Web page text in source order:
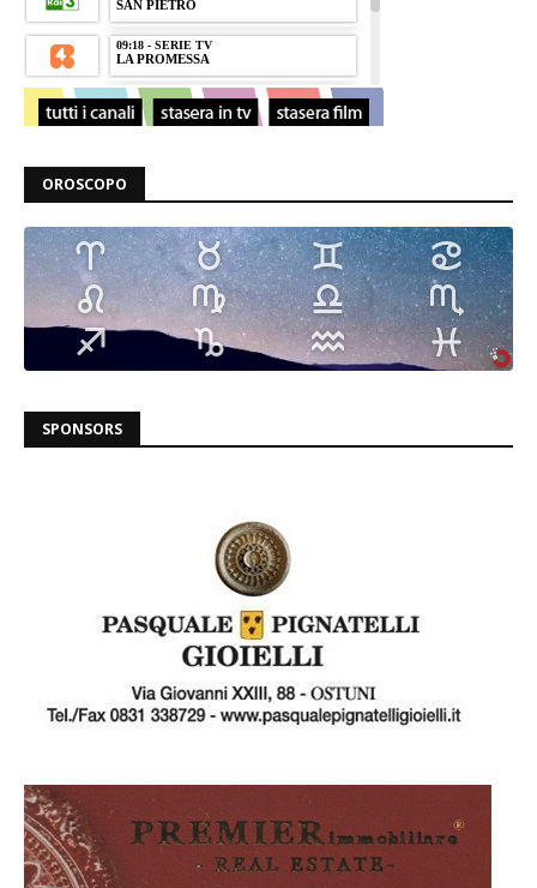
OROSCOPO
SPONSORS